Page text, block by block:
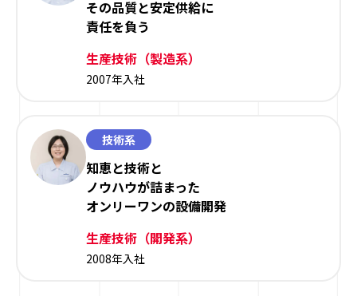
その品質と安定供給に
責任を負う
生産技術（製造系）
2007年入社
技術系
知恵と技術と
ノウハウが詰まった
オンリーワンの設備開発
生産技術（開発系）
2008年入社